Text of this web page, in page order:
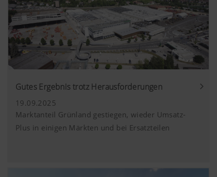
Gutes Ergebnis trotz Herausforderungen
19.09.2025
Marktanteil Grünland gestiegen, wieder Umsatz-
Plus in einigen Märkten und bei Ersatzteilen